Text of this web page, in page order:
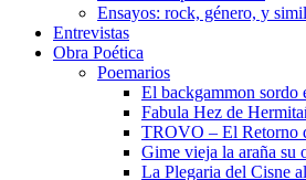
Ensayos: rock, género, y
Entrevistas
Obra Poética
Poemarios
El backgammon sordo
Fabula Hez de
TROVO – El Retorno
Gime vieja la araña su
La Plegaria del Cisne